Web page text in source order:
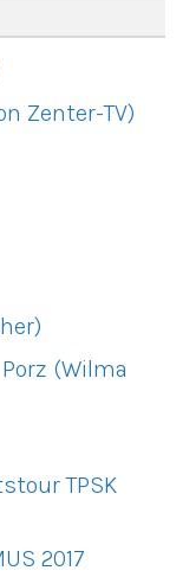
Zenter-TV)
(Wilma
TPSK
2017